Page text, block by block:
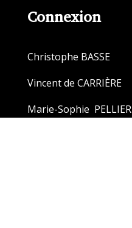
Connexion
Christophe BASSE
Vincent de CARRIÈRE
Marie-Sophie PELLIER